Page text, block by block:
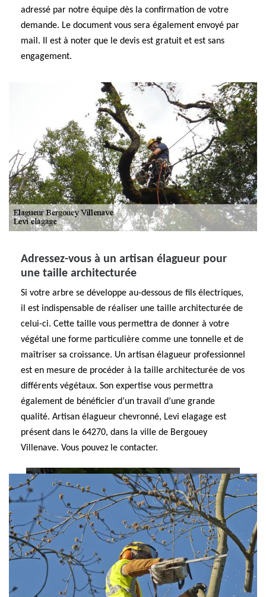
adressé par notre équipe dès la confirmation de votre
demande. Le document vous sera également envoyé par
mail. Il est à noter que le devis est gratuit et est sans
engagement.
Adressez-vous à un artisan élagueur pour
une taille architecturée
Si votre arbre se développe au-dessous de fils électriques,
il est indispensable de réaliser une taille architecturée de
celui-ci. Cette taille vous permettra de donner à votre
végétal une forme particulière comme une tonnelle et de
maîtriser sa croissance. Un artisan élagueur professionnel
est en mesure de procéder à la taille architecturée de vos
différents végétaux. Son expertise vous permettra
également de bénéficier d’un travail d’une grande
qualité. Artisan élagueur chevronné, Levi elagage est
présent dans le 64270, dans la ville de Bergouey
Villenave. Vous pouvez le contacter.